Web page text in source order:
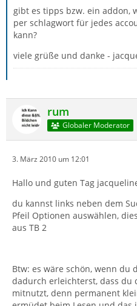
gibt es tipps bzw. ein addon,
per schlagwort für jedes
kann?
viele grüße und danke -
rum
Globaler Moderator
3. März 2010 um 12:01
Hallo und guten Tag
du kannst links neben dem
Pfeil Optionen auswählen,
aus TB 2
Btw: es wäre schön, wenn du
dadurch erleichterst, dass du
mitnutzt, denn permanent